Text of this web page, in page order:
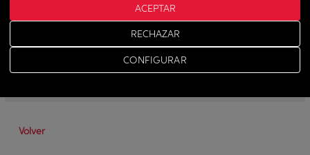
Noticias > News
Volver
CONFIGURAR
RECHAZAR
ACEPTAR